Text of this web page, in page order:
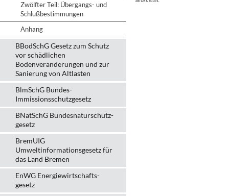
Zwölfter Teil: Übergangs- und
Schlußbestimmungen
Anhang
BBodSchG Gesetz zum Schutz
vor schädlichen
Bodenveränderungen und zur
Sanierung von Altlasten
BlmSchG Bundes-
Immissionsschutz­gesetz
BNatSchG Bundesnaturschutz-
gesetz
BremUIG
Umweltinformationsgesetz für
das Land Bremen
EnWG Energiewirtschafts-
gesetz